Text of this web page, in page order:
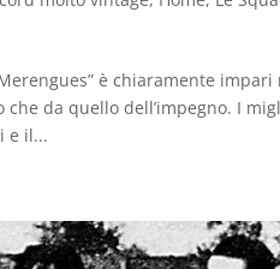
è chiaramente
da quello dell’impegno. I
e il...